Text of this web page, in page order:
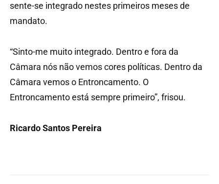
sente-se integrado nestes primeiros meses de
mandato.
“Sinto-me muito integrado. Dentro e fora da
Câmara nós não vemos cores políticas. Dentro da
Câmara vemos o Entroncamento. O
Entroncamento está sempre primeiro”, frisou.
Ricardo Santos Pereira